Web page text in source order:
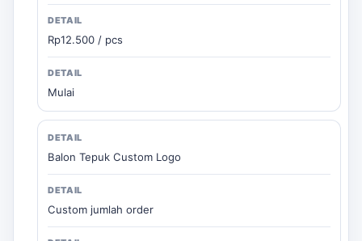
Rp12.500 / pcs
Mulai
Balon Tepuk Custom Logo
Custom jumlah order